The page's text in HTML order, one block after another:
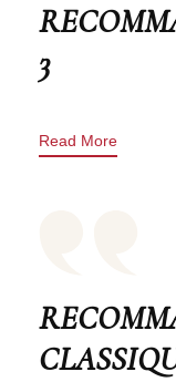
3
Read More